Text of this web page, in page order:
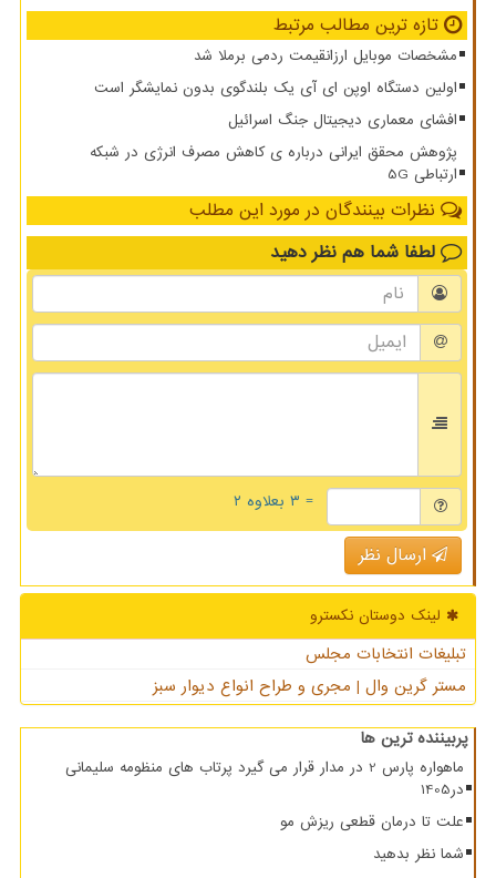
تازه ترین مطالب مرتبط
مشخصات موبایل ارزانقیمت ردمی برملا شد
اولین دستگاه اوپن ای آی یک بلندگوی بدون نمایشگر است
افشای معماری دیجیتال جنگ اسرائیل
پژوهش محقق ایرانی درباره ی کاهش مصرف انرژی در شبکه
ارتباطی 5G
نظرات بینندگان در مورد این مطلب
لطفا شما هم نظر دهید
= ۳ بعلاوه ۲
ارسال نظر
لینک دوستان نكسترو
تبلیغات انتخابات مجلس
مستر گرین وال | مجری و طراح انواع دیوار سبز
پربیننده ترین ها
ماهواره پارس 2 در مدار قرار می گیرد پرتاب های منظومه سلیمانی
در1405
علت تا درمان قطعی ریزش مو
شما نظر بدهید